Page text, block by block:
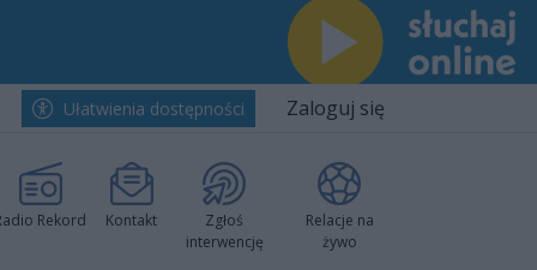
Ułatwienia dostępności Zaloguj się
Rekord Kontakt
Zgłoś
interwencję
Relacje na
żywo